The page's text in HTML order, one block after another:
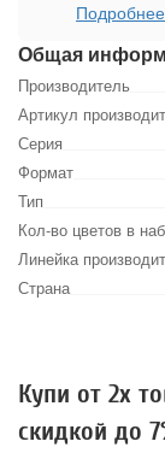
Общая
Производитель
Артикул
Серия
Формат
Тип
Кол-во цветов в
Линейка
Страна
Купи от 2х
скидкой до